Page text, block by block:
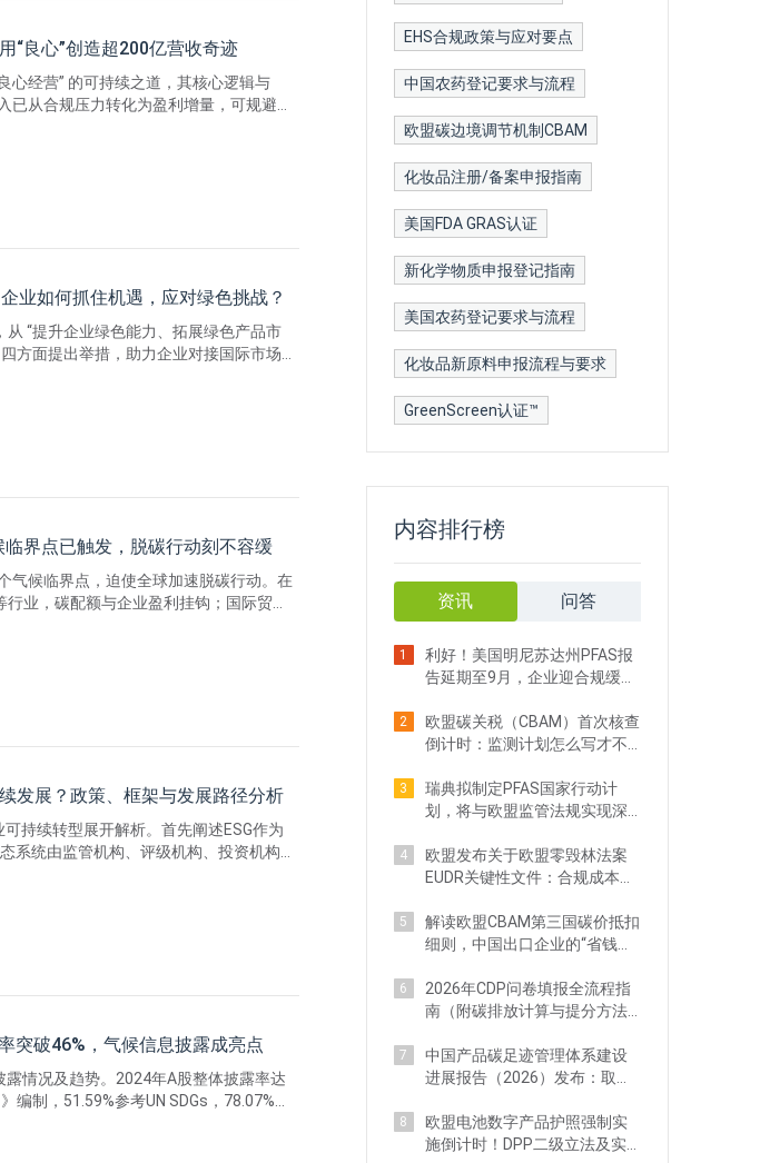
“良心”创造超200亿营收奇迹
心经营” 的可持续之道，其核心逻辑与
从合规压力转化为盈利增量，可规避政
业如何抓住机遇，应对绿色挑战？
“提升企业绿色能力、拓展绿色产品市
方面提出举措，助力企业对接国际市场、
临界点已触发，脱碳行动刻不容缓
气候临界点，迫使全球加速脱碳行动。在
业，碳配额与企业盈利挂钩；国际贸易
发展？政策、框架与发展路径分析
持续转型展开解析。首先阐述ESG作为
系统由监管机构、评级机构、投资机构及
突破46%，气候信息披露成亮点
情况及趋势。2024年A股整体披露率达
编制，51.59%参考UN SDGs，78.07%开
EHS合规政策与应对要点
中国农药登记要求与流程
欧盟碳边境调节机制CBAM
化妆品注册/备案申报指南
美国FDA GRAS认证
新化学物质申报登记指南
美国农药登记要求与流程
化妆品新原料申报流程与要求
GreenScreen认证™
内容排行榜
资讯 问答
1
利好！美国明尼苏达州PFAS报
告延期至9月，企业迎合规缓冲
2
欧盟碳关税（CBAM）首次核查
倒计时：监测计划怎么写才不
3
瑞典拟制定PFAS国家行动计
划，将与欧盟监管法规实现深
4
欧盟发布关于欧盟零毁林法案
EUDR关键性文件：合规成本预
5
解读欧盟CBAM第三国碳价抵扣
细则，中国出口企业的“省钱红
6
2026年CDP问卷填报全流程指
南（附碳排放计算与提分方法
7
中国产品碳足迹管理体系建设
进展报告（2026）发布：取得
8
欧盟电池数字产品护照强制实
施倒计时！DPP二级立法及实